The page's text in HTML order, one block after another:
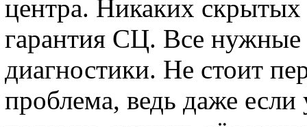
центра. Никаких скрытых
гарантия СЦ. Все нужные
диагностики. Не стоит
проблема, ведь даже если